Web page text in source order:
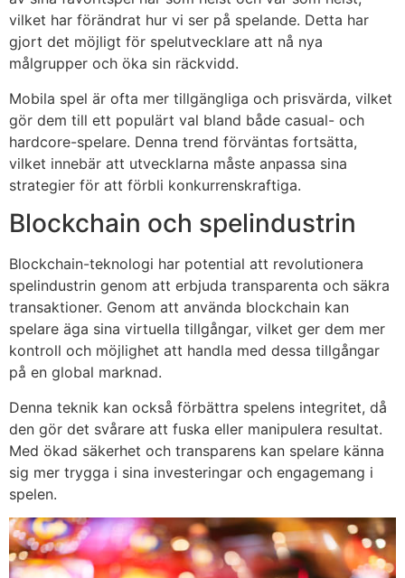
vilket har förändrat hur vi ser på spelande. Detta har
gjort det möjligt för spelutvecklare att nå nya
målgrupper och öka sin räckvidd.
Mobila spel är ofta mer tillgängliga och prisvärda, vilket
gör dem till ett populärt val bland både casual- och
hardcore-spelare. Denna trend förväntas fortsätta,
vilket innebär att utvecklarna måste anpassa sina
strategier för att förbli konkurrenskraftiga.
Blockchain och spelindustrin
Blockchain-teknologi har potential att revolutionera
spelindustrin genom att erbjuda transparenta och säkra
transaktioner. Genom att använda blockchain kan
spelare äga sina virtuella tillgångar, vilket ger dem mer
kontroll och möjlighet att handla med dessa tillgångar
på en global marknad.
Denna teknik kan också förbättra spelens integritet, då
den gör det svårare att fuska eller manipulera resultat.
Med ökad säkerhet och transparens kan spelare känna
sig mer trygga i sina investeringar och engagemang i
spelen.